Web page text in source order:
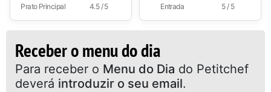
Prato Principal 4.5 / 5 Entrada 5 / 5
Receber o menu do dia
Para receber o Menu do Dia do Petitchef
deverá introduzir o seu email.